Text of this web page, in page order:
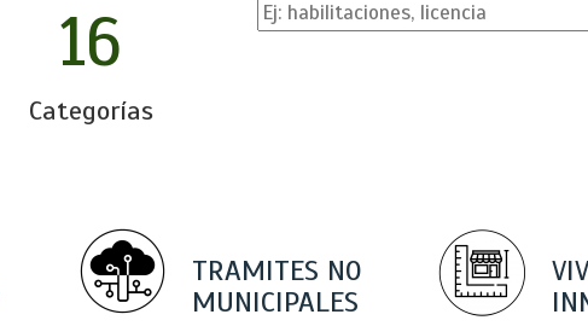
16
Categorías
TRAMITES NO
MUNICIPALES